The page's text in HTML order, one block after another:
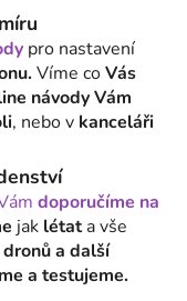
pro nastavení
Víme coVás
návody Vám
, nebo v kanceláři
doporučíme na
jak létata vše
dronů a další
a testujeme.